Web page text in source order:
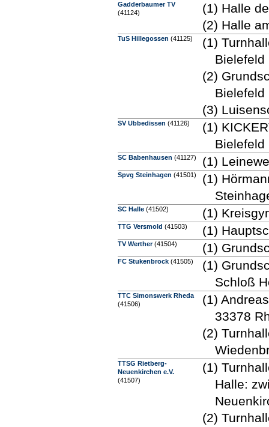
Gadderbaumer TV
(41124)
(1) Halle
(2) Halle
TuS Hillegossen (41125)
(1)
Bielefeld
(2)
Bielefeld
(3)
SV Ubbedissen (41126)
(1)
Bielefeld
SC Babenhausen (41127) (1)
Spvg Steinhagen (41501)
(1)
SC Halle (41502) (1)
TTG Versmold (41503) (1)
TV Werther(41504) (1)
FC Stukenbrock (41505)
(1)
Schloß
TTC Simonswerk Rheda
(41506)
(1)
33378
(2)
TTSG Rietberg-
Neuenkirchen e.V.
(41507)
(1)
Halle:
(2)